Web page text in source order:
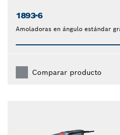
1893-6
Amoladoras en ángulo estándar
Comparar producto